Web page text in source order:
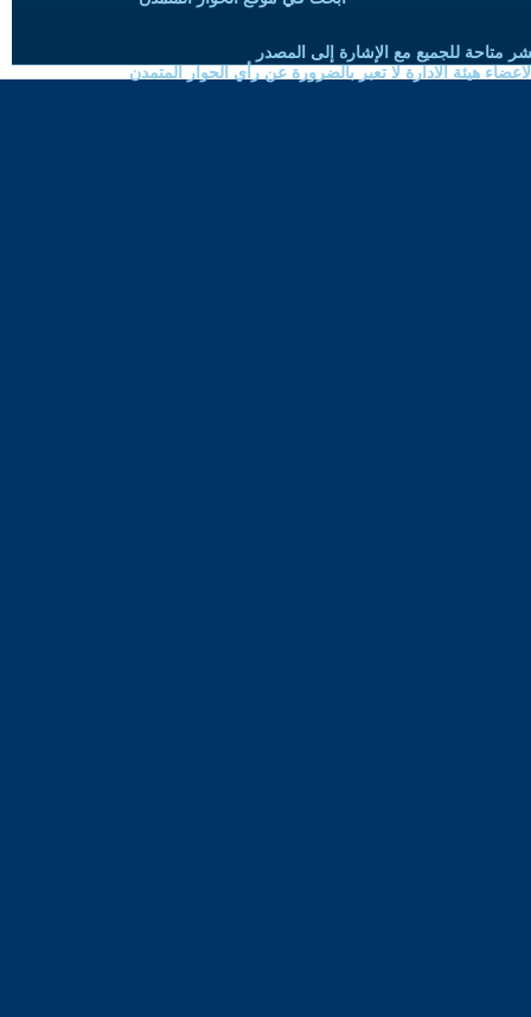
متاحة للجميع مع الإشارة إلى المصدر
هيئة الادارة لا تعبر بالضرورة عن رأي الحوار المتمدن